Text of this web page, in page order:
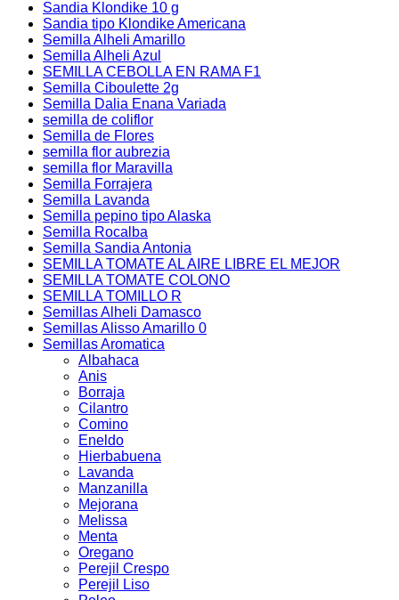
Sandia Klondike 10 g
Sandia tipo Klondike Americana
Semilla Alheli Amarillo
Semilla Alheli Azul
SEMILLA CEBOLLA EN RAMA F1
Semilla Ciboulette 2g
Semilla Dalia Enana Variada
semilla de coliflor
Semilla de Flores
semilla flor aubrezia
semilla flor Maravilla
Semilla Forrajera
Semilla Lavanda
Semilla pepino tipo Alaska
Semilla Rocalba
Semilla Sandia Antonia
SEMILLA TOMATE AL AIRE LIBRE EL MEJOR
SEMILLA TOMATE COLONO
SEMILLA TOMILLO R
Semillas Alheli Damasco
Semillas Alisso Amarillo 0
Semillas Aromatica
Albahaca
Anis
Borraja
Cilantro
Comino
Eneldo
Hierbabuena
Lavanda
Manzanilla
Mejorana
Melissa
Menta
Oregano
Perejil Crespo
Perejil Liso